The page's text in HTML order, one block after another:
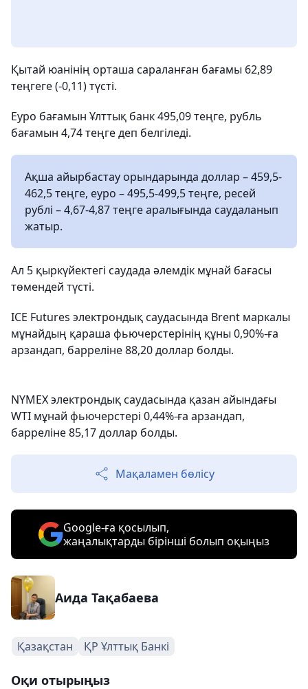
Қытай юанінің орташа сараланған бағамы 62,89
теңгеге (-0,11) түсті.
Еуро бағамын Ұлттық банк 495,09 теңге, рубль
бағамын 4,74 теңге деп белгіледі.
Ақша айырбастау орындарында доллар – 459,5-
462,5 теңге, еуро – 495,5-499,5 теңге, ресей
рублі – 4,67-4,87 теңге аралығында саудаланып
жатыр.
Ал 5 қыркүйектегі саудада әлемдік мұнай бағасы
төмендей түсті.
ICE Futures электрондық саудасында Brent маркалы
мұнайдың қараша фьючерстерінің құны 0,90%-ға
арзандап, барреліне 88,20 доллар болды.
NYMEX электрондық саудасында қазан айындағы
WTI мұнай фьючерстері 0,44%-ға арзандап,
барреліне 85,17 доллар болды.
Мақаламен бөлісу
Google-ға қосылып,
жаңалықтарды бірінші болып оқыңыз
Аида Тақабаева
Қазақстан ҚР Ұлттық Банкі
Оқи отырыңыз